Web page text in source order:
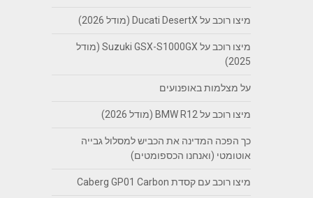
מיצו רוכב על Ducati DesertX (מודל 2026)
מיצו רוכב על Suzuki GSX-S1000GX (מודל
2025)
על מצלמות באופנועים
מיצו רוכב על BMW R12 (מודל 2026)
כך הפכה המדינה את הכביש למסלול גבייה
אוטומטי (ואנחנו הכספומטים)
מיצו רוכב עם קסדת Caberg GP01 Carbon